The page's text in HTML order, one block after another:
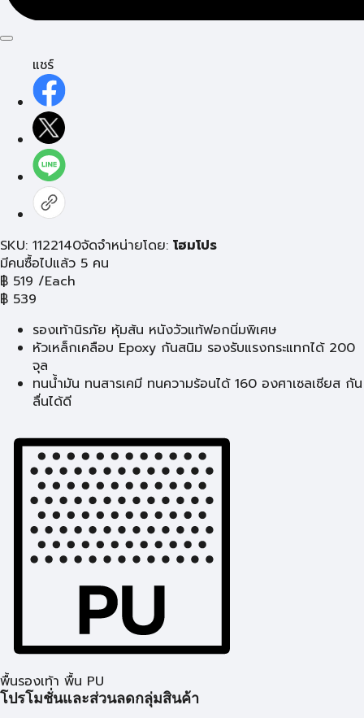
แชร์
SKU: 1122140จัดจำหน่ายโดย: โฮมโปร
มีคนซื้อไปแล้ว 5 คน
฿ 519 /Each
฿ 539
รองเท้านิรภัย หุ้มส้น หนังวัวแท้ฟอกนิ่มพิเศษ
หัวเหล็กเคลือบ Epoxy กันสนิม รองรับแรงกระแทกได้ 200
จุล
ทนน้ำมัน ทนสารเคมี ทนความร้อนได้ 160 องศาเซลเซียส กัน
ลื่นได้ดี
พื้นรองเท้า พื้น PU
โปรโมชั่นและส่วนลดกลุ่มสินค้า